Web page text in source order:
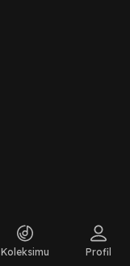
Koleksimu Profil